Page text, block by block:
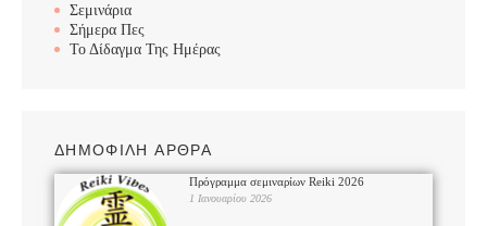
Σεμινάρια
Σήμερα Πες
Το Δίδαγμα Της Ημέρας
ΔΗΜΟΦΙΛΗ ΑΡΘΡΑ
Πρόγραμμα σεμιναρίων Reiki 2026
1 Ιανουαρίου 2026